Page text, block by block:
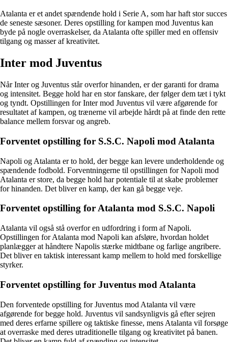
Atalanta er et andet spændende hold i Serie A, som har haft stor succes
de seneste sæsoner. Deres opstilling for kampen mod Juventus kan
byde på nogle overraskelser, da Atalanta ofte spiller med en offensiv
tilgang og masser af kreativitet.
Inter mod Juventus
Når Inter og Juventus står overfor hinanden, er der garanti for drama
og intensitet. Begge hold har en stor fanskare, der følger dem tæt i tykt
og tyndt. Opstillingen for Inter mod Juventus vil være afgørende for
resultatet af kampen, og trænerne vil arbejde hårdt på at finde den rette
balance mellem forsvar og angreb.
Forventet opstilling for S.S.C. Napoli mod Atalanta
Napoli og Atalanta er to hold, der begge kan levere underholdende og
spændende fodbold. Forventningerne til opstillingen for Napoli mod
Atalanta er store, da begge hold har potentiale til at skabe problemer
for hinanden. Det bliver en kamp, der kan gå begge veje.
Forventet opstilling for Atalanta mod S.S.C. Napoli
Atalanta vil også stå overfor en udfordring i form af Napoli.
Opstillingen for Atalanta mod Napoli kan afsløre, hvordan holdet
planlægger at håndtere Napolis stærke midtbane og farlige angribere.
Det bliver en taktisk interessant kamp mellem to hold med forskellige
styrker.
Forventet opstilling for Juventus mod Atalanta
Den forventede opstilling for Juventus mod Atalanta vil være
afgørende for begge hold. Juventus vil sandsynligvis gå efter sejren
med deres erfarne spillere og taktiske finesse, mens Atalanta vil forsøge
at overraske med deres utraditionelle tilgang og kreativitet på banen.